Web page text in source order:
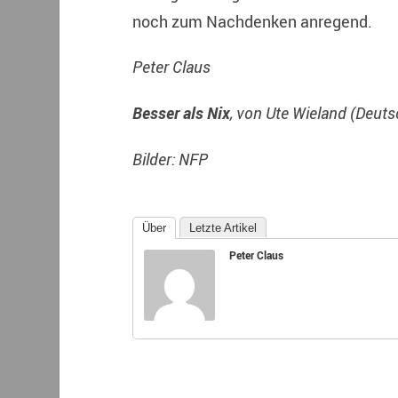
noch zum Nachdenken anregend.
Peter Claus
Besser als Nix, von Ute Wieland
Bilder: NFP
Über Letzte Artikel
Peter Claus